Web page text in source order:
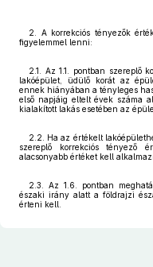
2. A korrekciós tényezők
figyelemmel lenni:
2.1. Az 1.1. pontban szereplő
lakóépület, üdülő korát az
ennek hiányában a tényleges
első napjáig eltelt évek száma
kialakított lakás esetében az
2.2. Ha az értékelt
szereplő korrekciós tényező
alacsonyabb értéket kell
2.3. Az 1.6. pontban
északi irány alatt a földrajzi
érteni kell.